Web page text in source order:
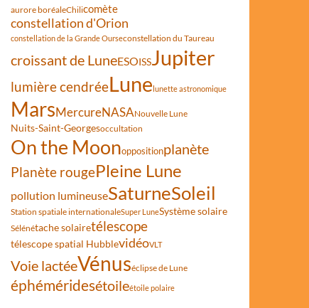
aurore boréaleChilicomète
constellation d'Orion
constellation de la Grande Ourseconstellation du Taureau
croissant de LuneESOISSJupiter
lumière cendréeLunelunette astronomique
MarsMercureNASANouvelle Lune
Nuits-Saint-Georgesoccultation
On the Moonoppositionplanète
Planète rougePleine Lune
pollution lumineuseSaturneSoleil
Station spatiale internationaleSuper LuneSystème solaire
Sélénétache solairetélescope
télescope spatial HubblevidéoVLT
Voie lactéeVénuséclipse de Lune
éphéméridesétoileétoile polaire